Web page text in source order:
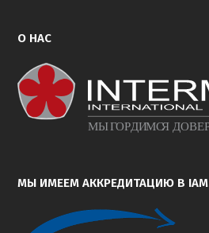
О НАС
МЫ ИМЕЕМ АККРЕДИТАЦИЮ В IAM